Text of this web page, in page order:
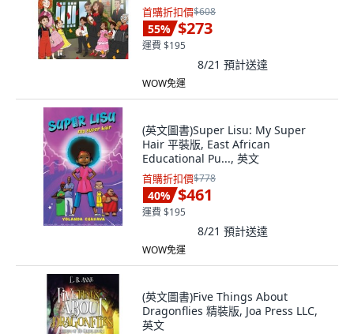
首購折扣價$608
55% $273
運費 $195
8/21 預計送達
WOW免運
(英文圖書)Super Lisu: My Super
Hair 平裝版, East African
Educational Pu..., 英文
首購折扣價$778
40% $461
運費 $195
8/21 預計送達
WOW免運
(英文圖書)Five Things About
Dragonflies 精裝版, Joa Press LLC,
英文